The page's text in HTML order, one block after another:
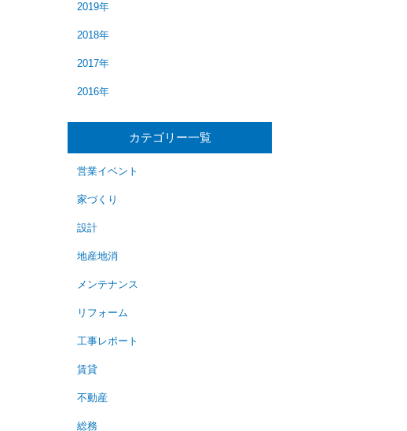
2019年
2018年
2017年
2016年
カテゴリー一覧
営業イベント
家づくり
設計
地産地消
メンテナンス
リフォーム
工事レポート
賃貸
不動産
総務